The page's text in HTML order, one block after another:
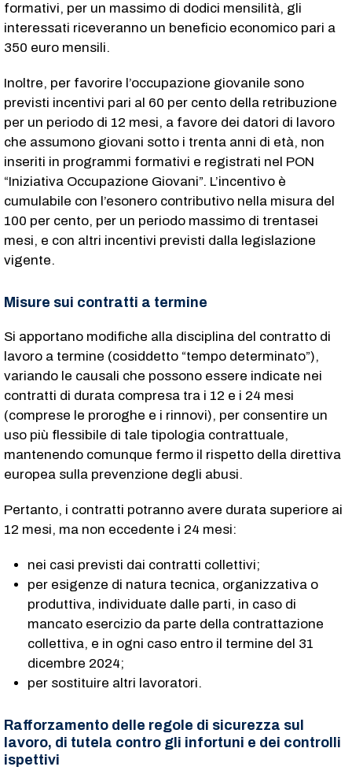
formativi, per un massimo di dodici mensilità, gli
interessati riceveranno un beneficio economico pari a
350 euro mensili.
Inoltre, per favorire l’occupazione giovanile sono
previsti incentivi pari al 60 per cento della retribuzione
per un periodo di 12 mesi, a favore dei datori di lavoro
che assumono giovani sotto i trenta anni di età, non
inseriti in programmi formativi e registrati nel PON
“Iniziativa Occupazione Giovani”. L’incentivo è
cumulabile con l’esonero contributivo nella misura del
100 per cento, per un periodo massimo di trentasei
mesi, e con altri incentivi previsti dalla legislazione
vigente.
Misure sui contratti a termine
Si apportano modifiche alla disciplina del contratto di
lavoro a termine (cosiddetto “tempo determinato”),
variando le causali che possono essere indicate nei
contratti di durata compresa tra i 12 e i 24 mesi
(comprese le proroghe e i rinnovi), per consentire un
uso più flessibile di tale tipologia contrattuale,
mantenendo comunque fermo il rispetto della direttiva
europea sulla prevenzione degli abusi.
Pertanto, i contratti potranno avere durata superiore ai
12 mesi, ma non eccedente i 24 mesi:
nei casi previsti dai contratti collettivi;
per esigenze di natura tecnica, organizzativa o
produttiva, individuate dalle parti, in caso di
mancato esercizio da parte della contrattazione
collettiva, e in ogni caso entro il termine del 31
dicembre 2024;
per sostituire altri lavoratori.
Rafforzamento delle regole di sicurezza sul
lavoro, di tutela contro gli infortuni e dei controlli
ispettivi